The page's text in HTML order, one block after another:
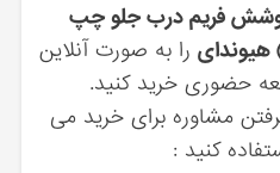
فريم درب جلو چپ
را به صورت آنلاین
حضوری خرید کنید.
مشاوره برای خرید می
کنید :